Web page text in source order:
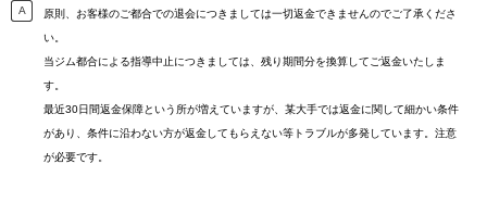
原則、お客様のご都合での退会につきましては一切返金できませんのでご了承くださ
い。
当ジム都合による指導中止につきましては、残り期間分を換算してご返金いたしま
す。
最近30日間返金保障という所が増えていますが、某大手では返金に関して細かい条件
があり、条件に沿わない方が返金してもらえない等トラブルが多発しています。注意
が必要です。